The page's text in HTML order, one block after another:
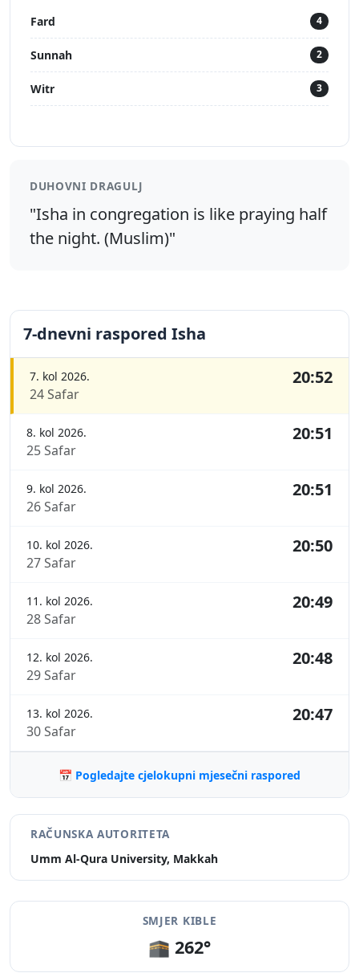
Fard 4
Sunnah 2
Witr 3
DUHOVNI DRAGULJ
"Isha in congregation is like praying half
the night. (Muslim)"
7-dnevni raspored Isha
7. kol 2026.
24 Safar
20:52
8. kol 2026.
25 Safar
20:51
9. kol 2026.
26 Safar
20:51
10. kol 2026.
27 Safar
20:50
11. kol 2026.
28 Safar
20:49
12. kol 2026.
29 Safar
20:48
13. kol 2026.
30 Safar
20:47
📅 Pogledajte cjelokupni mjesečni raspored
RAČUNSKA AUTORITETA
Umm Al-Qura University, Makkah
SMJER KIBLE
🕋 262°